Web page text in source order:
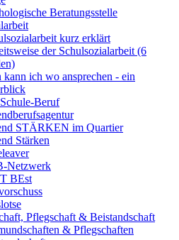
Beratungsstelle
kurz erklärt
der Schulsozialarbeit (6
kann ich wo ansprechen - ein
Beruf
STÄRKEN im Quartier
Stärken
Netzwerk
BEst
Pflegschaft & Beistandschaft
& Pflegschaften